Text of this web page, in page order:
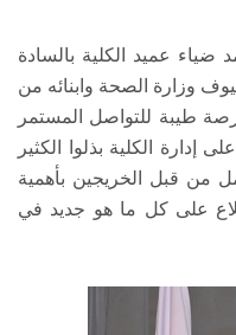
ضياء عميد الكلية بالسادة
وزارة الصحة وابنائه من
طيبة للتواصل المستمر
إدارة الكلية بذلوا الكثير
من قبل الخريجين بأهمية
على كل ما هو جديد في